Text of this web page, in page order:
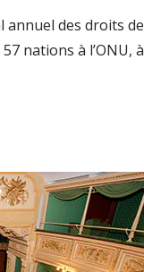
des droits de
nations à l’ONU, à